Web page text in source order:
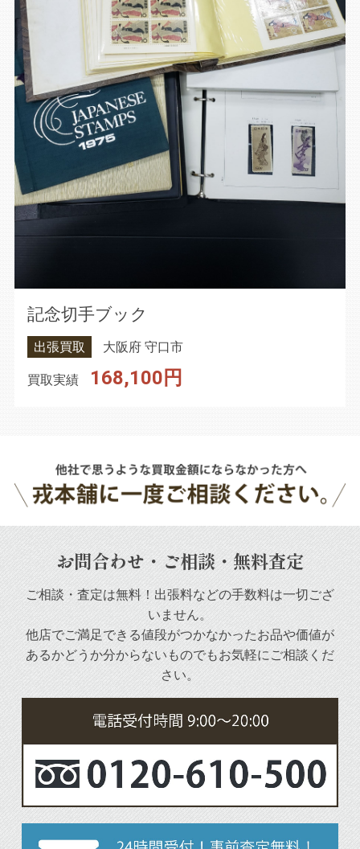
記念切手ブック
出張買取 大阪府 守口市
買取実績 168,100円
お問合わせ・ご相談・無料査定
ご相談・査定は無料！出張料などの手数料は一切ござ
いません。
他店でご満足できる値段がつかなかったお品や価値が
あるかどうか分からないものでもお気軽にご相談くだ
さい。